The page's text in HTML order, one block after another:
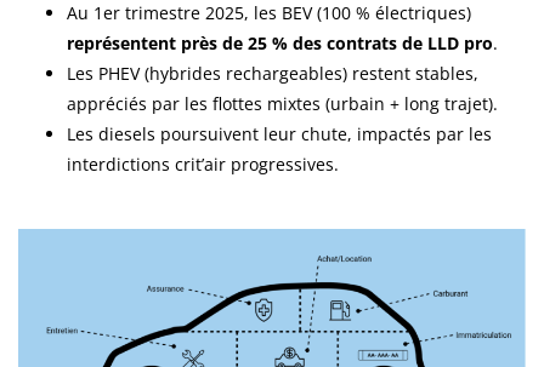
Au 1er trimestre 2025, les BEV (100 % électriques)
représentent près de 25 % des contrats de LLD pro.
Les PHEV (hybrides rechargeables) restent stables,
appréciés par les flottes mixtes (urbain + long trajet).
Les diesels poursuivent leur chute, impactés par les
interdictions crit’air progressives.